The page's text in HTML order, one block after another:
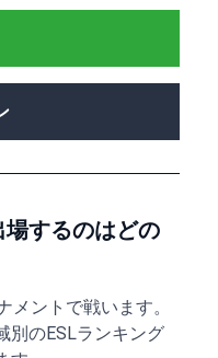
するのはどの
メントで戦います。
別のESLランキング